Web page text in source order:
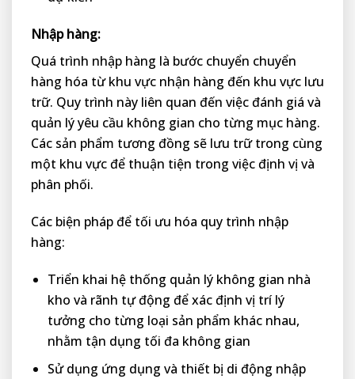
Nhập hàng:
Quá trình nhập hàng là bước chuyển chuyển
hàng hóa từ khu vực nhận hàng đến khu vực lưu
trữ. Quy trình này liên quan đến việc đánh giá và
quản lý yêu cầu không gian cho từng mục hàng.
Các sản phẩm tương đồng sẽ lưu trữ trong cùng
một khu vực để thuận tiện trong việc định vị và
phân phối.
Các biện pháp để tối ưu hóa quy trình nhập
hàng:
Triển khai hệ thống quản lý không gian nhà
kho và rãnh tự động để xác định vị trí lý
tưởng cho từng loại sản phẩm khác nhau,
nhằm tận dụng tối đa không gian
Sử dụng ứng dụng và thiết bị di động nhập